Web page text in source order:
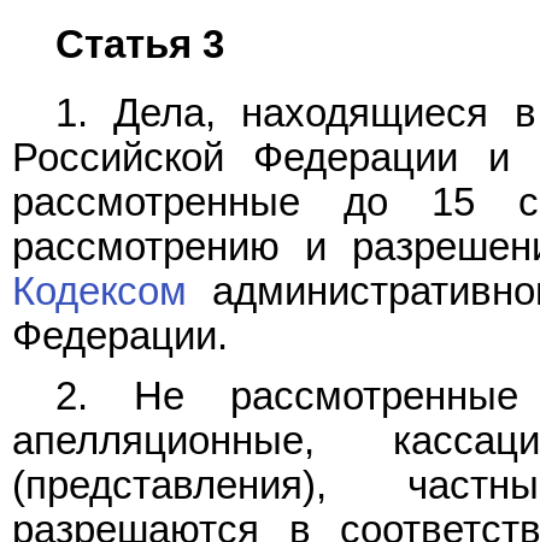
Статья 3
1. Дела, находящиеся в
Российской Федерации
рассмотренные до 15
рассмотрению и
Кодексом
Федерации.
2. Не
апелляционные,
(представления),
разрешаются в